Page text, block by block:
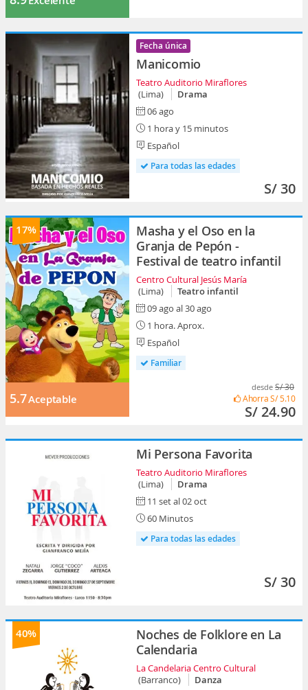
Fecha única
Manicomio
Teatro Auditorio Miraflores
(Lima)
Drama
06 ago
1 hora y 15 minutos
Español
Para todas las edades
S/ 30
17%
5.7Aceptable
Masha y el Oso en la
Granja de Pepón -
Festival de teatro infantil
Centro Cultural Jesús María
(Lima)
Teatro infantil
09 ago al 30 ago
1 hora. Aprox.
Español
Familiar
desde S/ 30
AhorraS/ 5.10
S/ 24.90
Mi Persona Favorita
Teatro Auditorio Miraflores
(Lima)
Drama
11 set al 02 oct
60 Minutos
Para todas las edades
S/ 30
40%
Noches de Folklore en La
Calendaria
La Candelaria Centro Cultural
(Barranco)
Danza